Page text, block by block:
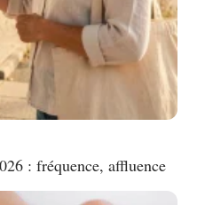
: fréquence, affluence